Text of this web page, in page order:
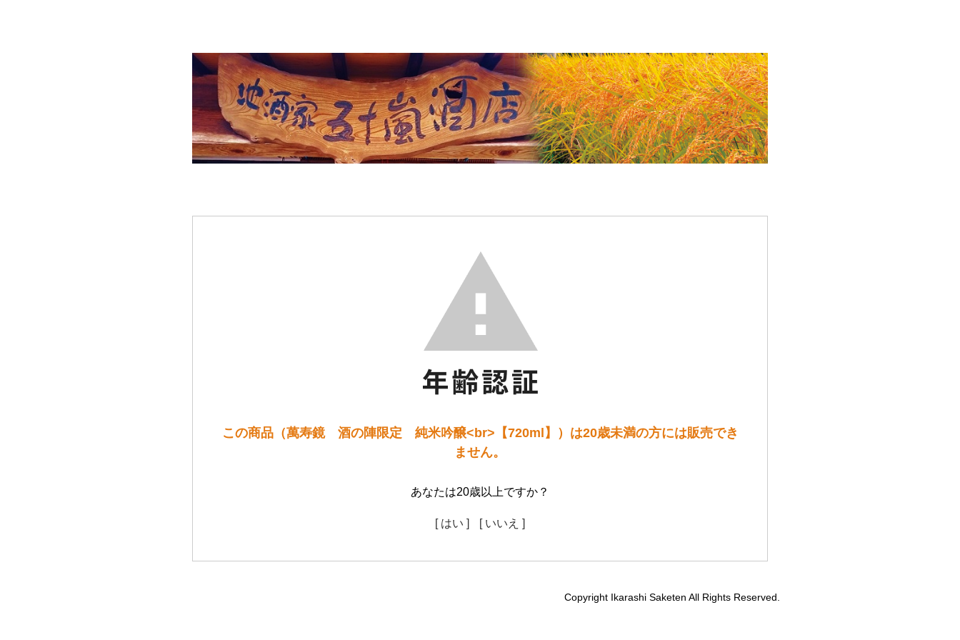
この商品（萬寿鏡 酒の陣限定 純米吟醸<br>【720ml】）は20歳未満の方には販売でき
ません。
あなたは20歳以上ですか？
[ はい ] [ いいえ ]
Copyright Ikarashi Saketen All Rights Reserved.